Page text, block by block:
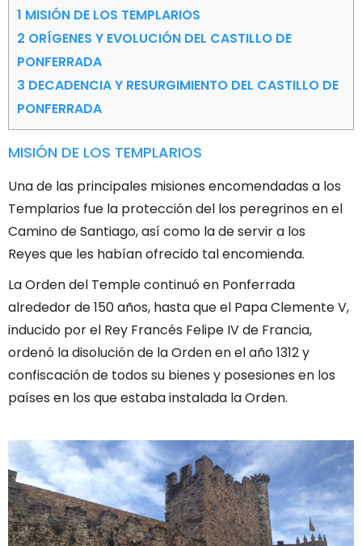
1 MISIÓN DE LOS TEMPLARIOS
2 ORÍGENES Y EVOLUCIÓN DEL CASTILLO DE
PONFERRADA
3 DECADENCIA Y RESURGIMIENTO DEL CASTILLO DE
PONFERRADA
MISIÓN DE LOS TEMPLARIOS
Una de las principales misiones encomendadas a los
Templarios fue la protección del los peregrinos en el
Camino de Santiago, así como la de servir a los
Reyes que les habían ofrecido tal encomienda.
La Orden del Temple continuó en Ponferrada
alrededor de 150 años, hasta que el Papa Clemente V,
inducido por el Rey Francés Felipe IV de Francia,
ordenó la disolución de la Orden en el año 1312 y
confiscación de todos su bienes y posesiones en los
países en los que estaba instalada la Orden.